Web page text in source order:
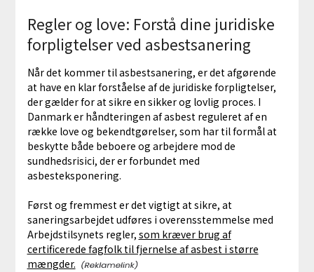
Regler og love: Forstå dine juridiske
forpligtelser ved asbestsanering
Når det kommer til asbestsanering, er det afgørende
at have en klar forståelse af de juridiske forpligtelser,
der gælder for at sikre en sikker og lovlig proces. I
Danmark er håndteringen af asbest reguleret af en
række love og bekendtgørelser, som har til formål at
beskytte både beboere og arbejdere mod de
sundhedsrisici, der er forbundet med
asbesteksponering.
Først og fremmest er det vigtigt at sikre, at
saneringsarbejdet udføres i overensstemmelse med
Arbejdstilsynets regler, som kræver brug af
certificerede fagfolk til fjernelse af asbest i større
mængder.